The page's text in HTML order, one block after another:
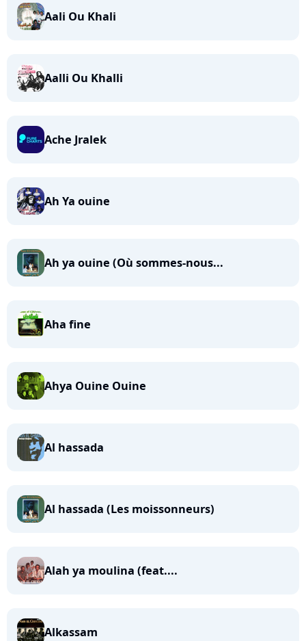
Aali Ou Khali
Aalli Ou Khalli
Ache Jralek
Ah Ya ouine
Ah ya ouine (Où sommes-nous...
Aha fine
Ahya Ouine Ouine
Al hassada
Al hassada (Les moissonneurs)
Alah ya moulina (feat....
Alkassam